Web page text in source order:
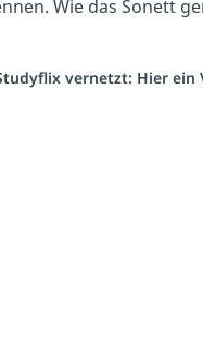
Wie das Sonett
vernetzt: Hier ein